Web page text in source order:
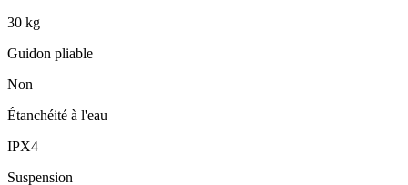
30 kg
Guidon pliable
Non
Étanchéité à l'eau
IPX4
Suspension